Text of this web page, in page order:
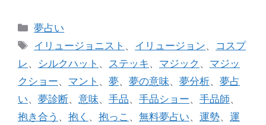
e c
e
b
o
o
k
l
カ
テ
ゴ
リ
ー
夢占い
タ
グ
イリュージョニスト 、 イリュージョン、 コスプ
レ 、 シルクハット 、 ステッキ 、 マジック 、 マジッ
クショー、 マント 、 夢、 夢の意味、 夢分析、 夢占
い、 夢診断、 意味、 手品、 手品ショー、 手品師、
抱き合う 、 抱く 、 抱っこ 、 無料夢占い、 運勢、 運